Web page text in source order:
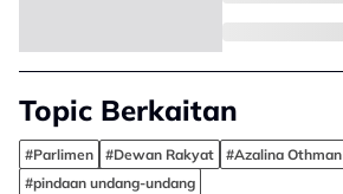
Topic Berkaitan
#Parlimen #Dewan Rakyat
#Azalina Othman
#pindaan undang-undang